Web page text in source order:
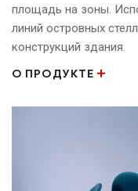
площадь на зоны.
линий островных
конструкций здания.
О ПРОДУКТЕ